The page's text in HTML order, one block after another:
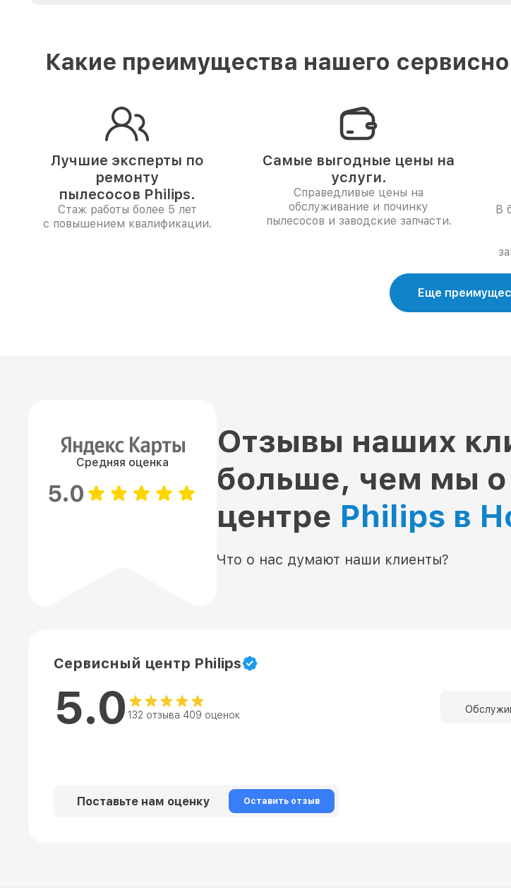
Какие преимущества нашего
Лучшие эксперты по
ремонту
пылесосов Philips.
Стаж работы более 5 лет
с повышением квалификации.
Самые выгодные цены на
услуги.
Справедливые цены на
обслуживание и починку
пылесосов и заводские запчасти.
В
Еще
Средняя оценка
5.0
Отзывы наших
больше, чем мы
центре Philips в
Что о нас думают наши клиенты?
Сервисный центр Philips
5.0 132 отзыва 409 оценок
Поставьте нам оценку Оставить отзыв